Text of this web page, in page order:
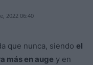
2022 06:40
que nunca, siendo el
más en auge y en